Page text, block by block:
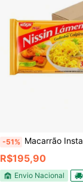
-51% Macarrão Instantâneo Nissin Miojo Sabor
R$195,90
Envio Nacional